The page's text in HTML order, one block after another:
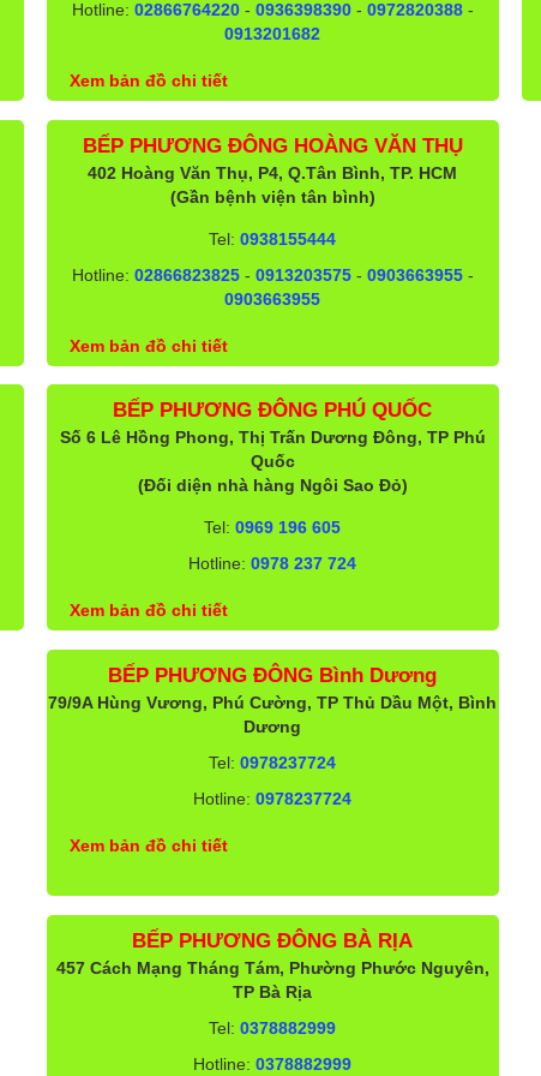
Hotline: 02866764220- 0936398390- 0972820388-
0913201682
Xem bản đồ chi tiết
BẾP PHƯƠNG ĐÔNG HOÀNG VĂN THỤ
402 Hoàng Văn Thụ, P4, Q.Tân Bình, TP. HCM
(Gần bệnh viện tân bình)
Tel:0938155444
Hotline: 02866823825- 0913203575- 0903663955-
0903663955
Xem bản đồ chi tiết
BẾP PHƯƠNG ĐÔNG PHÚ QUỐC
Số 6 Lê Hồng Phong, Thị Trấn Dương Đông, TP Phú
Quốc
(Đối diện nhà hàng Ngôi Sao Đỏ)
Tel:0969 196 605
Hotline:0978 237 724
Xem bản đồ chi tiết
BẾP PHƯƠNG ĐÔNG Bình Dương
79/9A Hùng Vương, Phú Cường, TP Thủ Dầu Một, Bình
Dương
Tel:0978237724
Hotline:0978237724
Xem bản đồ chi tiết
BẾP PHƯƠNG ĐÔNG BÀ RỊA
457 Cách Mạng Tháng Tám, Phường Phước Nguyên,
TP Bà Rịa
Tel:0378882999
Hotline:0378882999